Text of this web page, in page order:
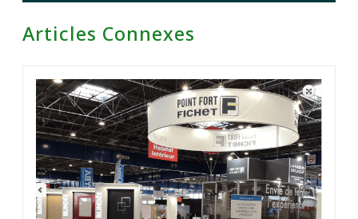
Articles Connexes